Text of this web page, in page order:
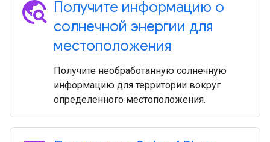
travel_explore Получите информацию о
солнечной энергии для
местоположения
Получите необработанную солнечную
информацию для территории вокруг
определенного местоположения.